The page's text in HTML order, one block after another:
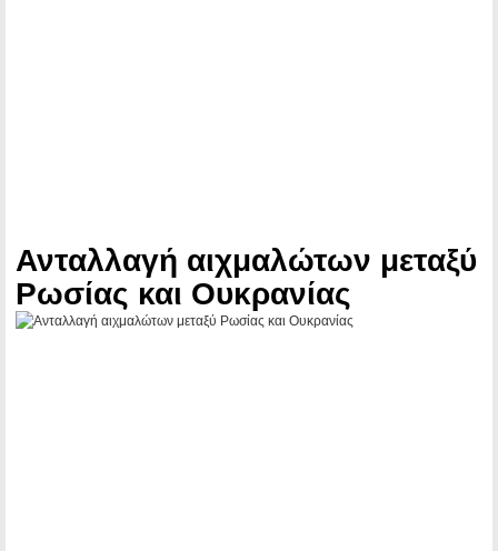
Ανταλλαγή αιχμαλώτων μεταξύ
Ρωσίας και Ουκρανίας